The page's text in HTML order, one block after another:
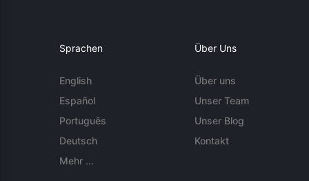
Sprachen
English
Español
Português
Deutsch
Mehr ...
Über Uns
Über uns
Unser Team
Unser Blog
Kontakt